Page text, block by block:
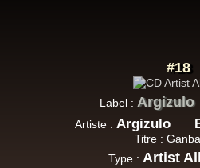
#18
Label : Argizulo
Artiste : Argizulo
Titre :
Type : Artist